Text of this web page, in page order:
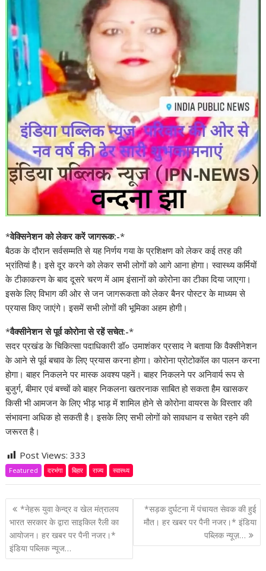
*वेक्सिनेशन को लेकर करें जागरूक:-*
बैठक के दौरान सर्वसम्मति से यह निर्णय गया के प्रशिक्षण को लेकर कई तरह की
भ्रांतियां है। इसे दूर करने को लेकर सभी लोगों को आगे आना होगा। स्वास्थ्य कर्मियों
के टीकाकरण के बाद दूसरे चरण में आम इंसानों को कोरोना का टीका दिया जाएगा।
इसके लिए विभाग की ओर से जन जागरूकता को लेकर बैनर पोस्टर के माध्यम से
प्रयास किए जाएंगे। इसमें सभी लोगों की भूमिका अहम होगी।
*वैक्सीनेशन से पूर्व कोरोना से रहें सचेत:-*
सदर प्रखंड के चिकित्सा पदाधिकारी डॉ० उमाशंकर प्रसाद ने बताया कि वैक्सीनेशन
के आने से पूर्व बचाव के लिए प्रयास करना होगा। कोरोना प्रोटोकॉल का पालन करना
होगा। बाहर निकलने पर मास्क अवश्य पहनें। बाहर निकलने पर अनिवार्य रूप से
बुजुर्ग, बीमार एवं बच्चों को बाहर निकलना खतरनाक साबित हो सकता हैम खासकर
किसी भी आमजन के लिए भीड़ भाड़ में शामिल होने से कोरोना वायरस के विस्तार की
संभावना अधिक हो सकती है। इसके लिए सभी लोगों को सावधान व सचेत रहने की
जरूरत है।
Post Views:333
Featured दरभंगा बिहार राज्य स्वास्थ्य
P
o
s
t
*नेहरू युवा केन्द्र व खेल मंत्रालय
भारत सरकार के द्वारा साइकिल रैली का
आयोजन। हर खबर पर पैनी नजर।*
इंडिया पब्लिक न्यूज…
*सड़क दुर्घटना में पंचायत सेवक की हुई
मौत। हर खबर पर पैनी नजर।* इंडिया
पब्लिक न्यूज़…